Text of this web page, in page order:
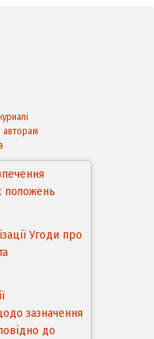
авторам
положень
Угоди про
зазначення
до